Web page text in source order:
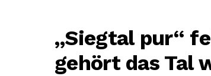
„Siegtal pur“
gehört das Tal